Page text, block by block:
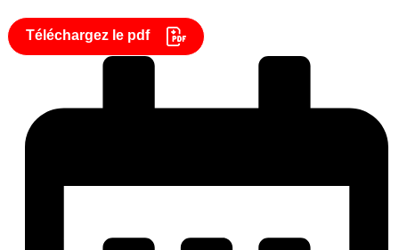
Téléchargez le pdf